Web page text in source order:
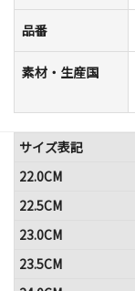
品番
素材・生産国
サイズ表記
22.0CM
22.5CM
23.0CM
23.5CM